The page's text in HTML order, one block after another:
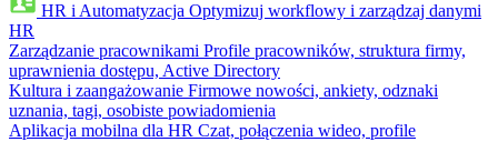
HR i Automatyzacja Optymizuj workflowy i zarządzaj danymi
HR
Zarządzanie pracownikami Profile pracowników, struktura firmy,
uprawnienia dostępu, Active Directory
Kultura i zaangażowanie Firmowe nowości, ankiety, odznaki
uznania, tagi, osobiste powiadomienia
Aplikacja mobilna dla HR Czat, połączenia wideo, profile